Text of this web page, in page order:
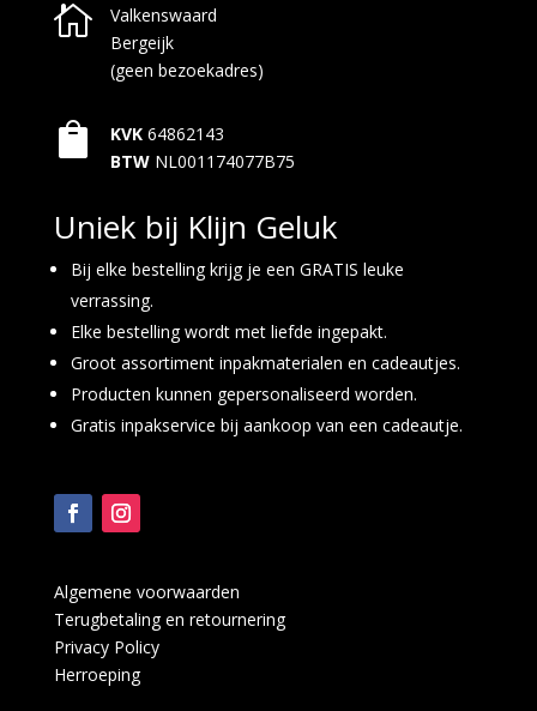

Valkenswaard
Bergeijk
(geen bezoekadres)
 KVK 64862143
BTW NL001174077B75
Uniek bij Klijn Geluk
Bij elke bestelling krijg je een GRATIS leuke
verrassing.
Elke bestelling wordt met liefde ingepakt.
Groot assortiment inpakmaterialen en cadeautjes.
Producten kunnen gepersonaliseerd worden.
Gratis inpakservice bij aankoop van een cadeautje.
Algemene voorwaarden
Terugbetaling en retournering
Privacy Policy
Herroeping